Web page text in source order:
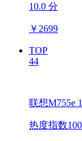
10.0 分
￥ 2699
TOP
44
联想M755e
热度指数100